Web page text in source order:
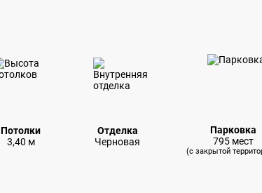
Потолки
3,40 м
Отделка
Черновая
Парковка
795 мест
(с закрытой